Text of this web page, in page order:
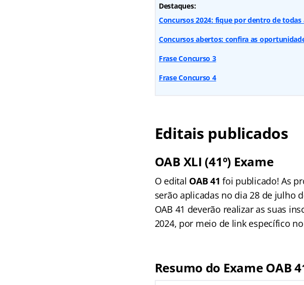
Destaques:
Concursos 2024: fique por dentro de todas
Concursos abertos: confira as
Frase Concurso 3
Frase Concurso 4
Editais publicados
OAB XLI (41º) Exame
O edital OAB 41foi publicado! As
serão aplicadas no dia 28 de julho
OAB 41 deverão realizar as suas
2024, por meio de link específico
Resumo do Exame OAB